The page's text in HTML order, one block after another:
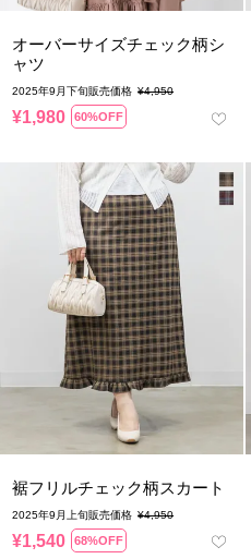
オーバーサイズチェック柄シ
ャツ
2025年9月下旬販売価格 ¥4,950
¥1,980 60%OFF
裾フリルチェック柄スカート
2025年9月上旬販売価格 ¥4,950
¥1,540 68%OFF